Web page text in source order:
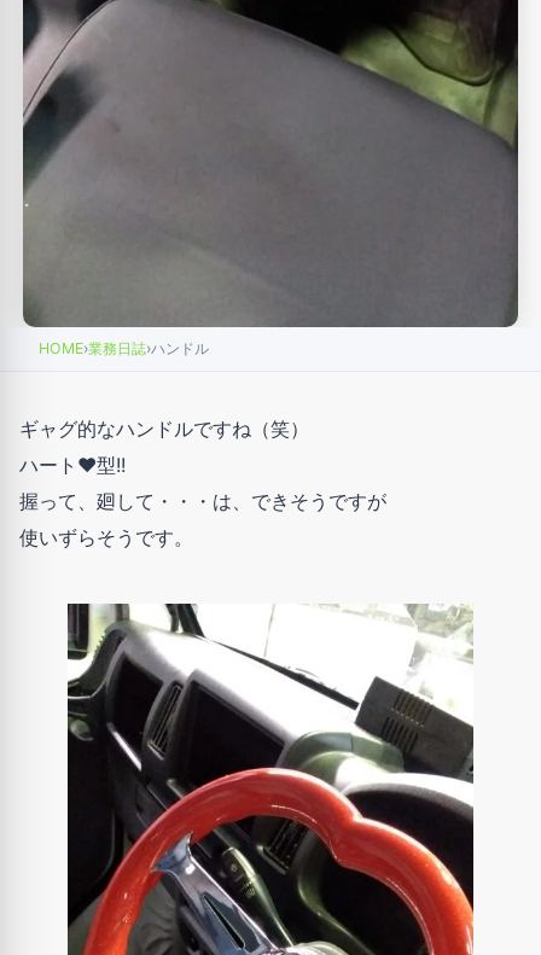
HOME›業務日誌›ハンドル
ギャグ的なハンドルですね（笑）
ハート♥型!!
握って、廻して・・・は、できそうですが
使いずらそうです。